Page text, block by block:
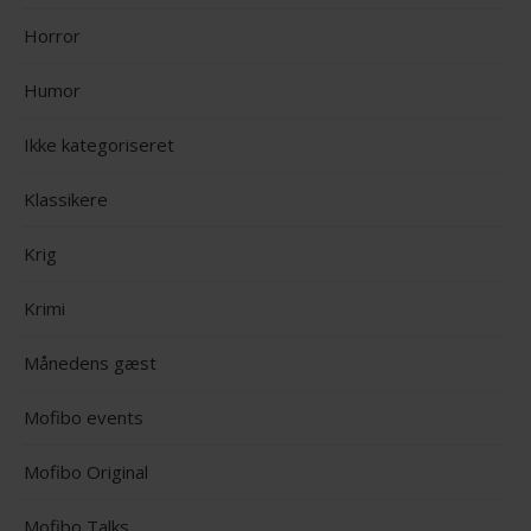
Horror
Humor
Ikke kategoriseret
Klassikere
Krig
Krimi
Månedens gæst
Mofibo events
Mofibo Original
Mofibo Talks